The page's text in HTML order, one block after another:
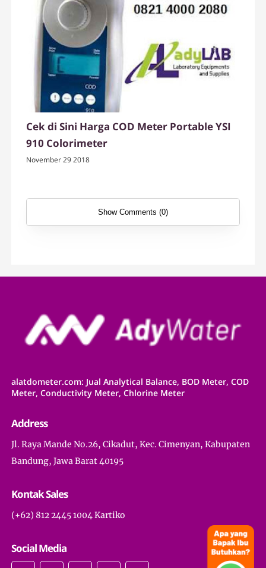
Cek di Sini Harga COD Meter Portable YSI
910 Colorimeter
November 29 2018
Show Comments (0)
alatdometer.com: Jual Analytical Balance, BOD Meter, COD
Meter, Conductivity Meter, Chlorine Meter
Address
Jl. Raya Mande No.26, Cikadut, Kec. Cimenyan, Kabupaten
Bandung, Jawa Barat 40195
Kontak Sales
(+62) 812 2445 1004 Kartiko
Social Media